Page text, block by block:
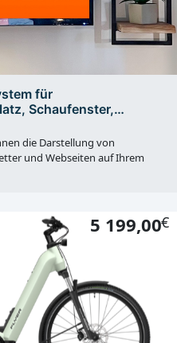
für
Schaufenster,
die Darstellung von
und Webseiten auf Ihrem
5 199,00€